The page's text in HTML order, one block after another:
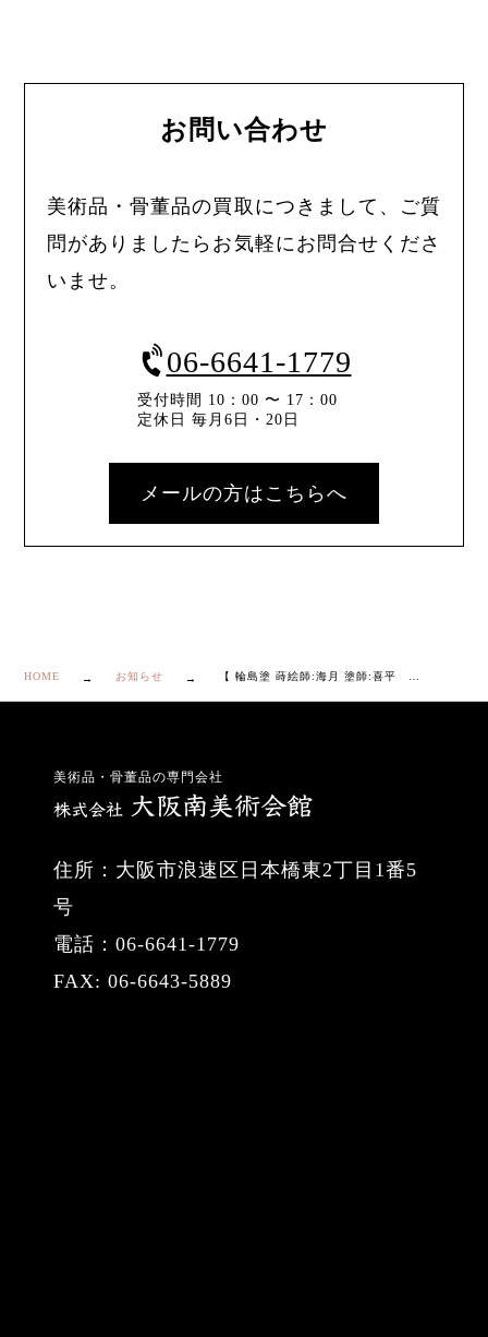
お問い合わせ
美術品・骨董品の買取につきまして、ご質
問がありましたらお気軽にお問合せくださ
いませ。
06-6641-1779
受付時間 10：00 〜 17：00
定休日 毎月6日・20日
メールの方はこちらへ
HOME お知らせ
美術品・骨董品の専門会社
住所：大阪市浪速区日本橋東2丁目1番5
号
電話：06-6641-1779
FAX: 06-6643-5889